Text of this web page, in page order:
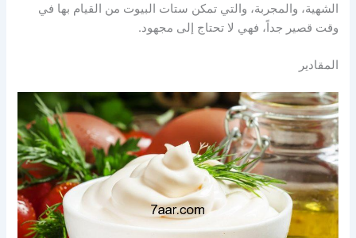
الشهية، والمجربة، والتي تمكن ستات البيوت من القيام بها في
وقت قصير جداً، فهي لا تحتاج إلى مجهود.
المقادير